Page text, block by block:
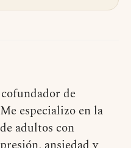
de
especializo en la
adultos con